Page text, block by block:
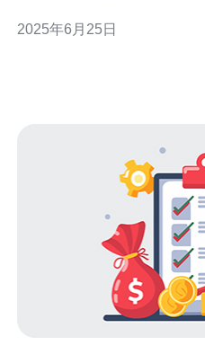
成功，离不开其优势的支持
2025年6月25日